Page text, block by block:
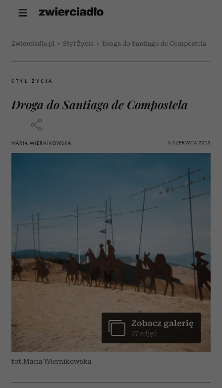
Zwierciadlo.pl > Styl Życia > Droga do Santiago de Compostela
STYL ŻYCIA
Droga do Santiago de Compostela
MARIA WIERNIKOWSKA 5 CZERWCA 2013
fot.Maria Wiernikowska
Zobacz galerię
27 zdjęć